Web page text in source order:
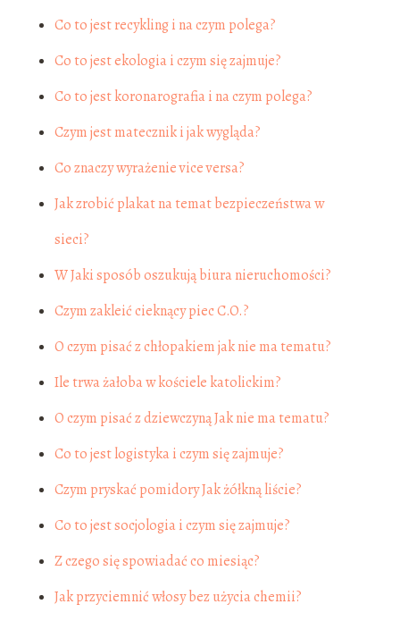
Co to jest recykling i na czym polega?
Co to jest ekologia i czym się zajmuje?
Co to jest koronarografia i na czym polega?
Czym jest matecznik i jak wygląda?
Co znaczy wyrażenie vice versa?
Jak zrobić plakat na temat bezpieczeństwa w
sieci?
W Jaki sposób oszukują biura nieruchomości?
Czym zakleić cieknący piec C.O.?
O czym pisać z chłopakiem jak nie ma tematu?
Ile trwa żałoba w kościele katolickim?
O czym pisać z dziewczyną Jak nie ma tematu?
Co to jest logistyka i czym się zajmuje?
Czym pryskać pomidory Jak żółkną liście?
Co to jest socjologia i czym się zajmuje?
Z czego się spowiadać co miesiąc?
Jak przyciemnić włosy bez użycia chemii?